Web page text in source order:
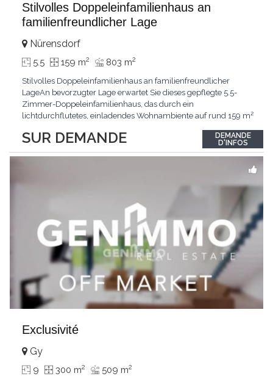
Stilvolles Doppeleinfamilienhaus an
familienfreundlicher Lage
SUR DEMANDE
Nürensdorf
5.5 159 m2 803 m2
Stilvolles Doppeleinfamilienhaus an familienfreundlicher
LageAn bevorzugter Lage erwartet Sie dieses gepflegte 5.5-
Zimmer-Doppeleinfamilienhaus, das durch ein
lichtdurchflutetes, einladendes Wohnambiente auf rund 159 m²
Liegenschaft in einem hervorragenden Zustand und vereint
zeitgemässen Wohnkomfort perfekt mit nachhaltiger
DEMANDE
D'INFOS
Exclusivité
Gy
9 300 m2 509 m2